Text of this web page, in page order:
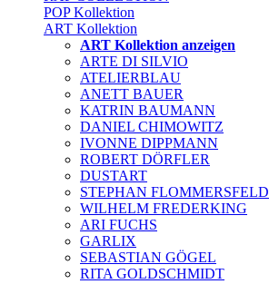
POP Kollektion
ART Kollektion
ART Kollektion anzeigen
ARTE DI SILVIO
ATELIERBLAU
ANETT BAUER
KATRIN BAUMANN
DANIEL CHIMOWITZ
IVONNE DIPPMANN
ROBERT DÖRFLER
DUSTART
STEPHAN FLOMMERSFELD
WILHELM FREDERKING
ARI FUCHS
GARLIX
SEBASTIAN GÖGEL
RITA GOLDSCHMIDT